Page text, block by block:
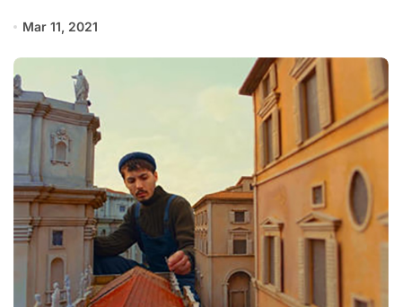
Mar 11, 2021